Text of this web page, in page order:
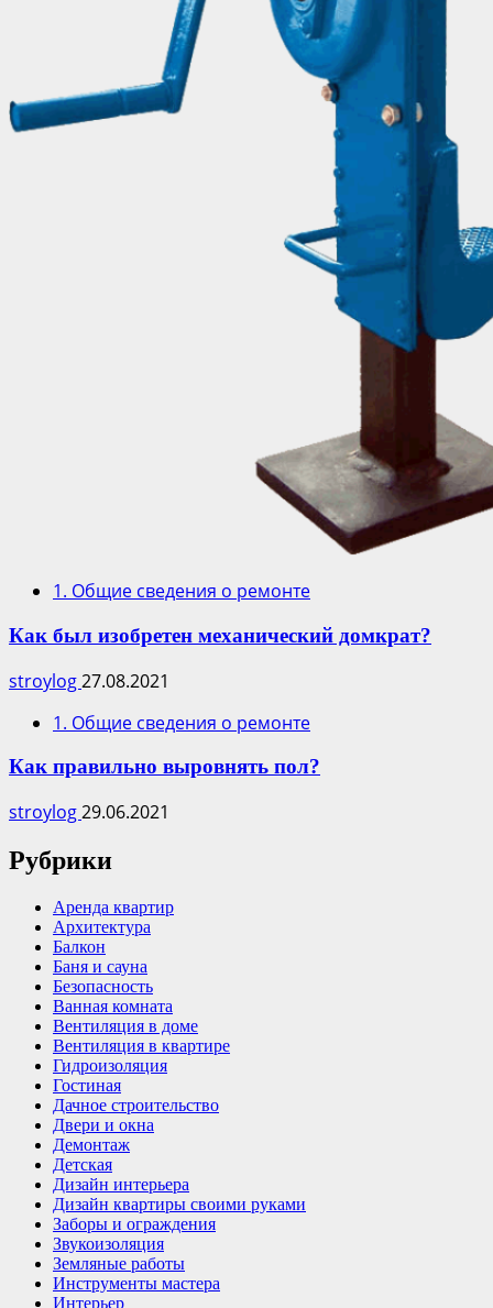
1. Общие сведения о ремонте
Как был изобретен механический домкрат?
stroylog27.08.2021
1. Общие сведения о ремонте
Как правильно выровнять пол?
stroylog29.06.2021
Рубрики
Аренда квартир
Архитектура
Балкон
Баня и сауна
Безопасность
Ванная комната
Вентиляция в доме
Вентиляция в квартире
Гидроизоляция
Гостиная
Дачное строительство
Двери и окна
Демонтаж
Детская
Дизайн интерьера
Дизайн квартиры своими руками
Заборы и ограждения
Звукоизоляция
Земляные работы
Инструменты мастера
Интерьер